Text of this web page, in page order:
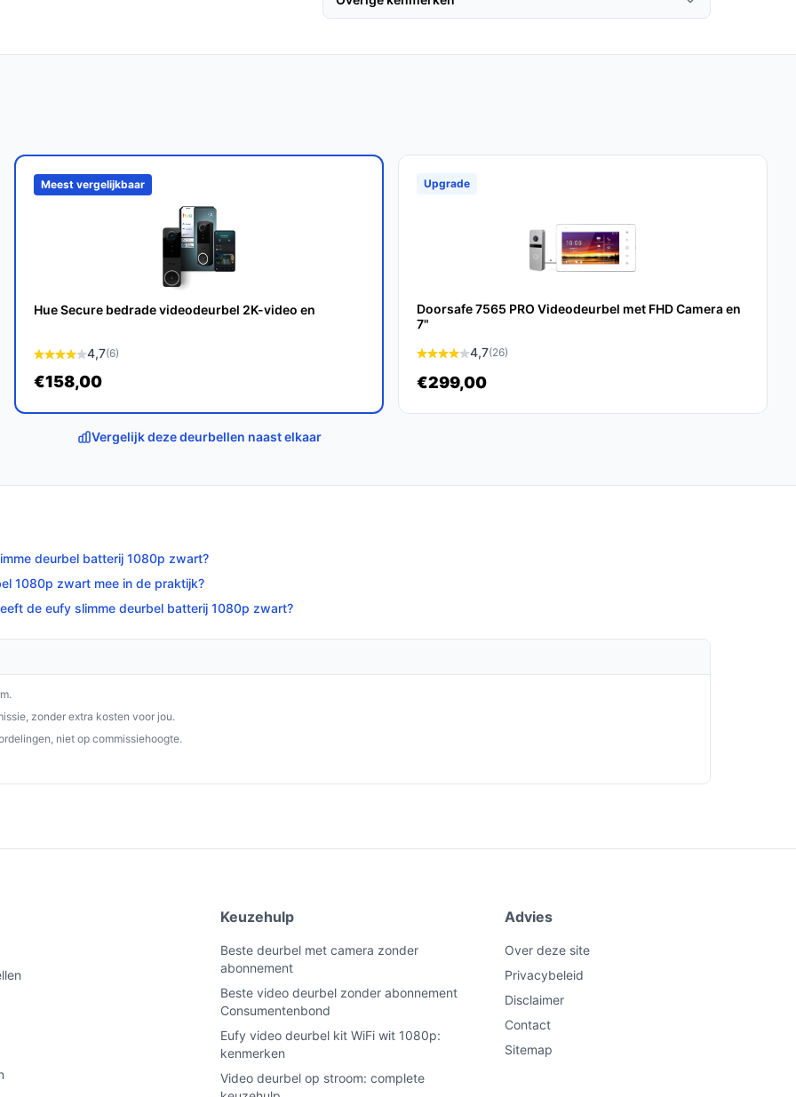
gebruik buitenshuis, zodat je hem onder
privacybescherming, hogere
bundel is een slimme keuze voor
van wat er voor je deur gebeurt.
Kies bewust wat
Meest vergelijkbaar
Hue Secure bedrade videodeurbel 2K-video en
4,7(6)
€158,00
Upgrade
Doorsafe 7565 PRO Videodeurbel met FHD Camera en
7"
4,7(26)
€299,00
Vergelijk deze deurbellen naast elkaar
deurbel batterij 1080p zwart?
1080p zwart mee in de praktijk?
de eufy slimme deurbel batterij 1080p zwart?
zonder extra kosten voor jou.
niet op commissiehoogte.
Keuzehulp
Beste deurbel met camera zonder
abonnement
Beste video deurbel zonder abonnement
Consumentenbond
Eufy video deurbel kit WiFi wit 1080p:
kenmerken
Video deurbel op stroom: complete
Advies
Over deze site
Privacybeleid
Disclaimer
Contact
Sitemap